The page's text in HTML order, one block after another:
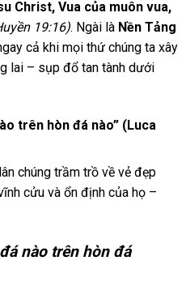
Christ, Vua của muôn vua,
19:16). Ngài là Nền Tảng
cả khi mọi thứ chúng ta xây
lai – sụp đổ tan tành dưới
trên hòn đá nào” (Luca
chúng trầm trồ về vẻ đẹp
cửu và ổn định của họ –
nào trên hòn đá